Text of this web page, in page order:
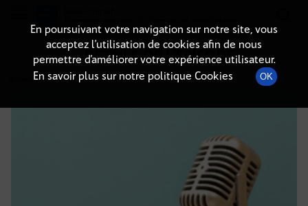
DÉTAILS DE L'ÉPISODE
18 février 2025à 14h59, durée : Invalid date
En poursuivant votre navigation sur notre site, vous
acceptez l’utilisation de cookies afin de nous
permettre d’améliorer votre expérience utilisateur.
En savoir plus sur notre politique Cookies
OK